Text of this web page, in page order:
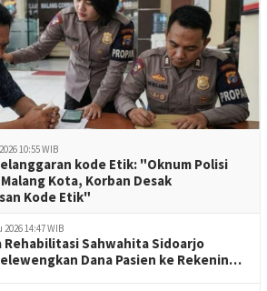
10:55 WIB
kode Etik: "Oknum Polisi
Kota, Korban Desak
Kode Etik"
14:47 WIB
Rehabilitasi Sahwahita Sidoarjo
Dana Pasien ke Rekening